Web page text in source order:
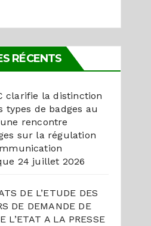
RÉCENTS
clarifie la distinction
types de badges au
rencontre
sur la régulation
24 juillet 2026
DE L’ETUDE DES
DE DEMANDE DE
L’ETAT A LA PRESSE